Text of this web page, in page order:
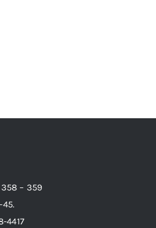
– 359
45.
4417